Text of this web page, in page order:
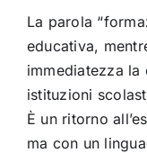
La parola
educativa,
immediatezza
istituzioni
È un ritorno
ma con un